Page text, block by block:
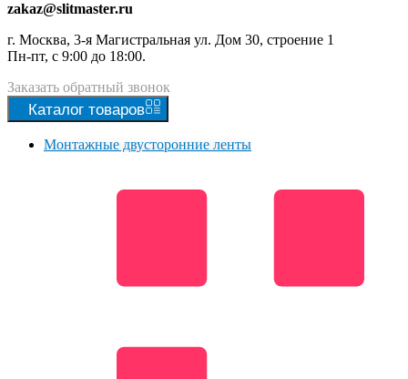
zakaz@slitmaster.ru
г. Москва, 3-я Магистральная ул. Дом 30, строение 1
Пн-пт, с 9:00 до 18:00.
Заказать обратный звонок
Каталог товаров
Монтажные двусторонние ленты